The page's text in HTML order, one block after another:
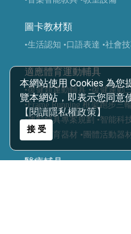
本網站使用 Cookies 為您
覽本網站，即表示您同意
【閱讀隱私權政策】
接 受
圖卡教材類
•生活認知 •口語表達 •社會
適應體育運動輔具
•復健類運動輔具 •復健運動
•Frame Running 框架跑步三
•運動輔具專案規劃 •智能科
•視障體育器材 •團體活動器
醫療輔具